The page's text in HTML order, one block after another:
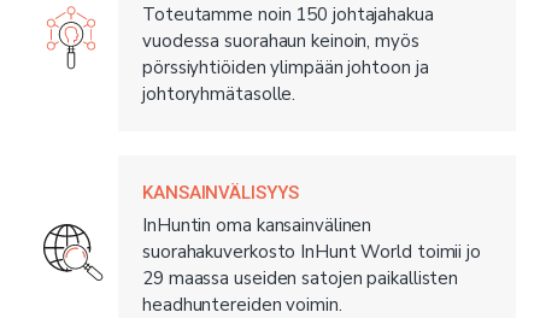
Toteutamme noin 150 johtajahakua
vuodessa suorahaun keinoin, myös
pörssiyhtiöiden ylimpään johtoon ja
johtoryhmätasolle.
KANSAINVÄLISYYS
InHuntin oma kansainvälinen
suorahakuverkosto InHunt World toimii jo
29 maassa useiden satojen paikallisten
headhuntereiden voimin.